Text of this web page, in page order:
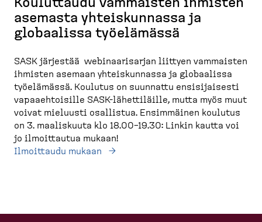
Kouluttaudu vammaisten ihmisten
asemasta yhteiskunnassa ja
globaalissa työelämässä
SASK järjestää webinaarisarjan liittyen vammaisten
ihmisten asemaan yhteiskunnassa ja globaalissa
työelämässä. Koulutus on suunnattu ensisijaisesti
vapaaehtoisille SASK-lähettiläille, mutta myös muut
voivat mieluusti osallistua. Ensimmäinen koulutus
on 3. maaliskuuta klo 18.00–19.30: Linkin kautta voi
jo ilmoittautua mukaan!
Ilmoittaudu mukaan